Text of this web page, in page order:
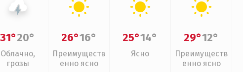
31°20°
Облачно,
грозы
26°16°
Преимуществ
енно ясно
25°14°
Ясно
29°12°
Преимуществ
енно ясно